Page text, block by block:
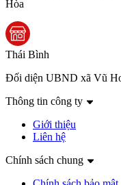
Hòa
Thái Bình
Đối diện UBND xã Vũ
Thông tin công ty
Giới thiệu
Liên hệ
Chính sách chung